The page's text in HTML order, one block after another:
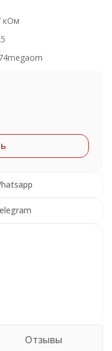
кОм
Отзывы